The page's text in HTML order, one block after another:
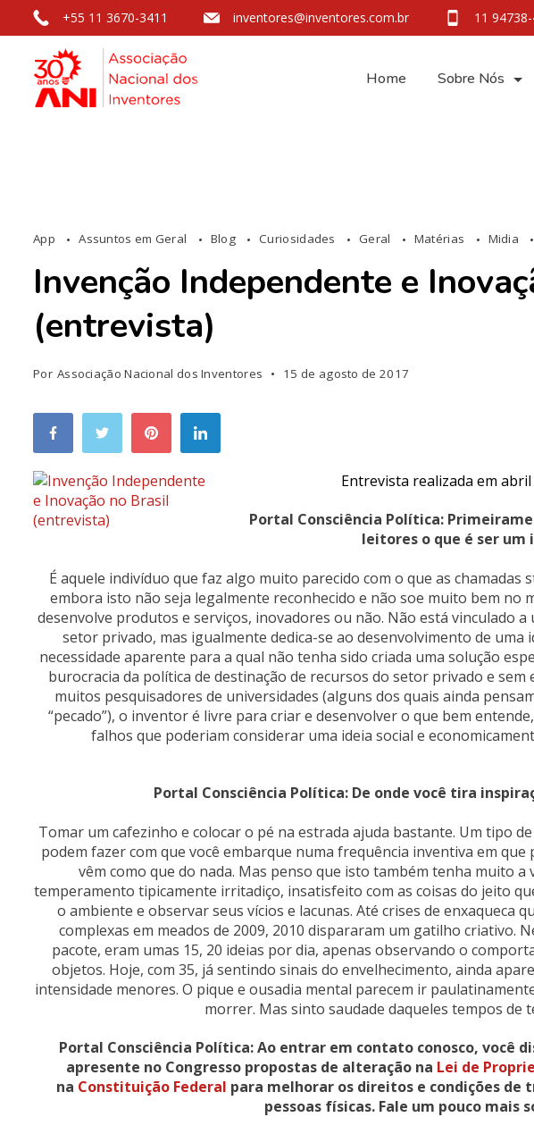
+55 11 3670-3411 inventores@inventores.com.br 11
Home Sobre Nós
App Assuntos em Geral Blog Curiosidades Geral Matérias Midia
Invenção Independente e
(entrevista)
Por Associação Nacional dos Inventores 15 de agosto de 2017
Entrevista realizada em
Portal Consciência Política:
leitores o que é ser
É aquele indivíduo que faz algo muito parecido com o que as
embora isto não seja legalmente reconhecido e não soe muito bem no
desenvolve produtos e serviços, inovadores ou não. Não está vinculado
setor privado, mas igualmente dedica-se ao desenvolvimento de uma
necessidade aparente para a qual não tenha sido criada uma solução
burocracia da política de destinação de recursos do setor privado e
muitos pesquisadores de universidades (alguns dos quais ainda
“pecado”), o inventor é livre para criar e desenvolver o que bem
falhos que poderiam considerar uma ideia social e
Portal Consciência Política: De onde você tira
Tomar um cafezinho e colocar o pé na estrada ajuda bastante. Um tipo
podem fazer com que você embarque numa frequência inventiva em
vêm como que do nada. Mas penso que isto também tenha muito a
temperamento tipicamente irritadiço, insatisfeito com as coisas do jeito
o ambiente e observar seus vícios e lacunas. Até crises de enxaqueca
complexas em meados de 2009, 2010 dispararam um gatilho criativo.
pacote, eram umas 15, 20 ideias por dia, apenas observando o
objetos. Hoje, com 35, já sentindo sinais do envelhecimento, ainda
intensidade menores. O pique e ousadia mental parecem ir
morrer. Mas sinto saudade daqueles tempos de
Portal Consciência Política: Ao entrar em contato conosco, você
apresente no Congresso propostas de alteração na Lei de
na Constituição Federal para melhorar os direitos e condições
pessoas físicas. Fale um pouco mais